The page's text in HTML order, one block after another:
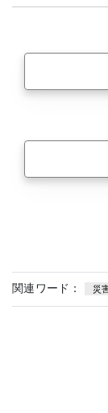
関連ワード： 災